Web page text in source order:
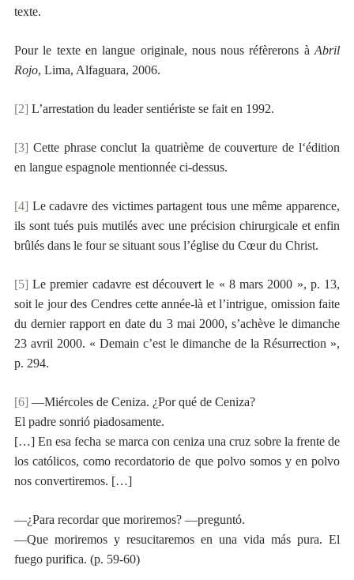
texte.
Pour le texte en langue originale, nous nous réfèrerons à Abril
Rojo, Lima, Alfaguara, 2006.
[2] L’arrestation du leader sentiériste se fait en 1992.
[3] Cette phrase conclut la quatrième de couverture de l‘édition
en langue espagnole mentionnée ci-dessus.
[4] Le cadavre des victimes partagent tous une même apparence,
ils sont tués puis mutilés avec une précision chirurgicale et enfin
brûlés dans le four se situant sous l’église du Cœur du Christ.
[5] Le premier cadavre est découvert le « 8 mars 2000 », p. 13,
soit le jour des Cendres cette année-là et l’intrigue, omission faite
du dernier rapport en date du 3 mai 2000, s’achève le dimanche
23 avril 2000. « Demain c’est le dimanche de la Résurrection »,
p. 294.
[6] —Miércoles de Ceniza. ¿Por qué de Ceniza?
El padre sonrió piadosamente.
[…] En esa fecha se marca con ceniza una cruz sobre la frente de
los católicos, como recordatorio de que polvo somos y en polvo
nos convertiremos. […]
—¿Para recordar que moriremos? —preguntó.
—Que moriremos y resucitaremos en una vida más pura. El
fuego purifica. (p. 59-60)